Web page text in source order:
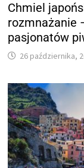
Chmiel
rozmnażanie
pasjonatów
26 października,